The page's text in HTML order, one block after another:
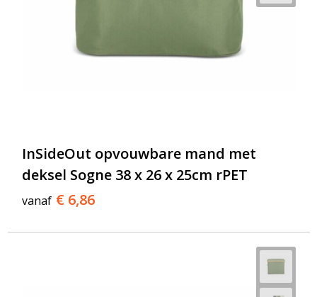
InSideOut opvouwbare mand met
deksel Sogne 38 x 26 x 25cm rPET
vanaf € 6,86